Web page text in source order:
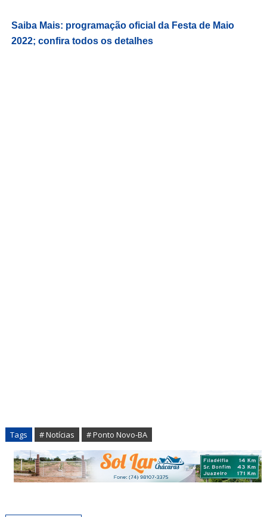
Saiba Mais: programação oficial da Festa de Maio
2022; confira todos os detalhes
Tags # Notícias # Ponto Novo-BA